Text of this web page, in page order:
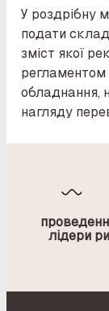
У роздрібну
подати
зміст якої
регламентом
обладнання,
нагляду
лідери